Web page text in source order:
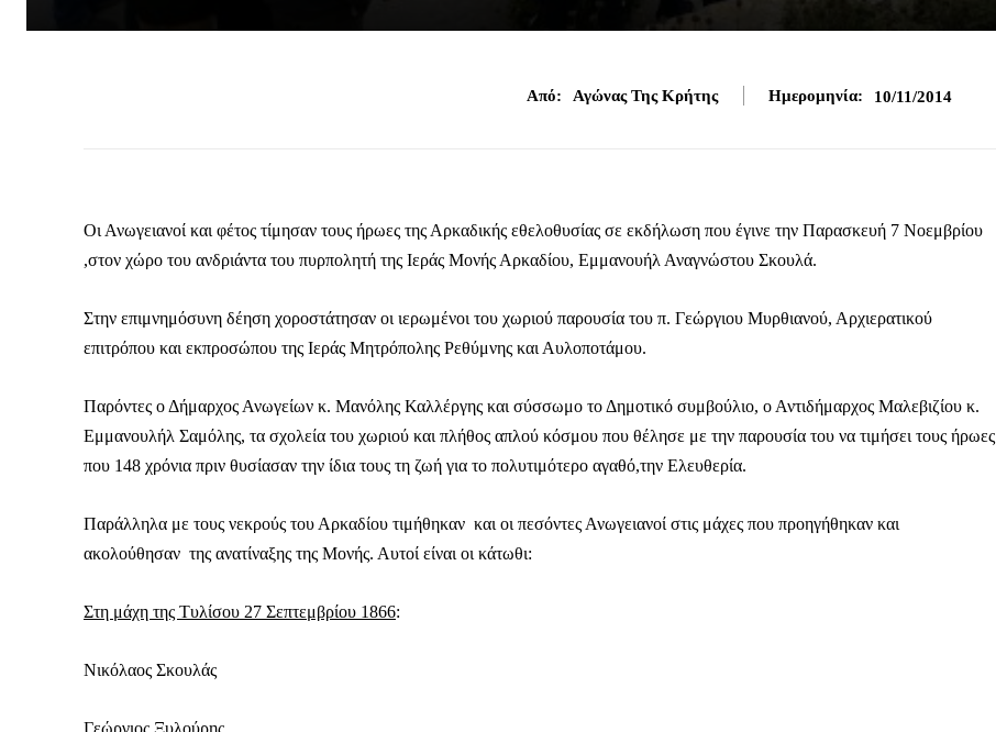
Από: Αγώνας Της Κρήτης Ημερομηνία: 10/11/2014
Οι Ανωγειανοί και φέτος τίμησαν τους ήρωες της Αρκαδικής εθελοθυσίας σε εκδήλωση που έγινε την Παρασκευή 7 Νοεμβρίου
,στον χώρο του ανδριάντα του πυρπολητή της Ιεράς Μονής Αρκαδίου, Εμμανουήλ Αναγνώστου Σκουλά.
Στην επιμνημόσυνη δέηση χοροστάτησαν οι ιερωμένοι του χωριού παρουσία του π. Γεώργιου Μυρθιανού, Αρχιερατικού
επιτρόπου και εκπροσώπου της Ιεράς Μητρόπολης Ρεθύμνης και Αυλοποτάμου.
Παρόντες ο Δήμαρχος Ανωγείων κ. Μανόλης Καλλέργης και σύσσωμο το Δημοτικό συμβούλιο, ο Αντιδήμαρχος Μαλεβιζίου κ.
Εμμανουλήλ Σαμόλης, τα σχολεία του χωριού και πλήθος απλού κόσμου που θέλησε με την παρουσία του να τιμήσει τους ήρωες
που 148 χρόνια πριν θυσίασαν την ίδια τους τη ζωή για το πολυτιμότερο αγαθό,την Ελευθερία.
Παράλληλα με τους νεκρούς του Αρκαδίου τιμήθηκαν και οι πεσόντες Ανωγειανοί στις μάχες που προηγήθηκαν και
ακολούθησαν της ανατίναξης της Μονής. Αυτοί είναι οι κάτωθι:
Στη μάχη της Τυλίσου 27 Σεπτεμβρίου 1866:
Νικόλαος Σκουλάς
Γεώργιος Ξυλούρης